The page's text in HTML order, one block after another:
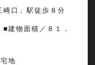
口」駅徒歩８分
建物面積／８１．
宅地